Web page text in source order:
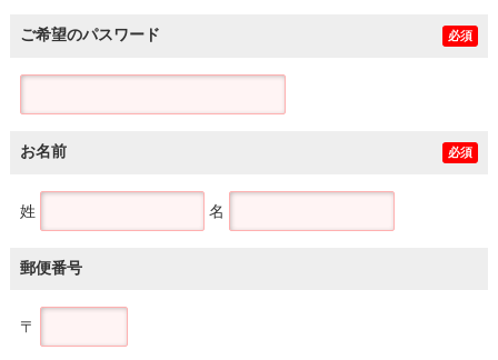
ご希望のパスワード 必須
お名前 必須
姓 名
郵便番号
〒